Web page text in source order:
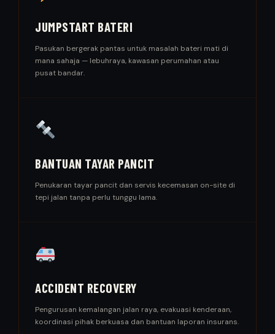
JUMPSTART BATERI
Pasukan bergerak pantas untuk masalah bateri mati di
mana sahaja — lebuhraya, kawasan perumahan atau
pusat bandar.
BANTUAN TAYAR PANCIT
Penukaran tayar pancit dan servis kecemasan on-site di
tepi jalan tanpa perlu tunggu lama.
ACCIDENT RECOVERY
Pengurusan kemalangan jalan raya, evakuasi kenderaan,
koordinasi pihak berkuasa dan bantuan laporan insurans.